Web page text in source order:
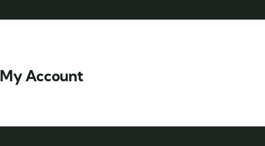
My Account